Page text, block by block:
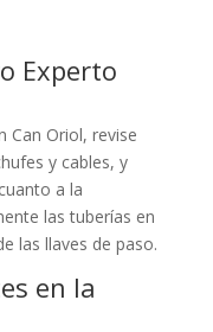
Experto
Can Oriol, revise
y cables, y
a la
las tuberías en
las llaves de paso.
en la